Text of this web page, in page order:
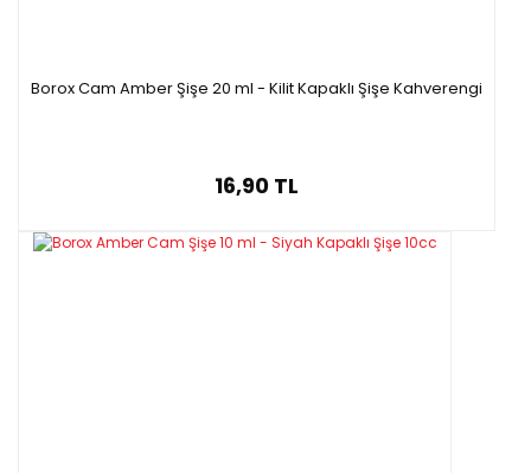
Borox Cam Amber Şişe 20 ml - Kilit Kapaklı Şişe Kahverengi
16,90 TL